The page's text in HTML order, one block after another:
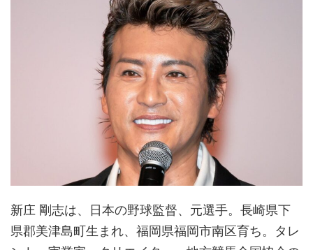
新庄 剛志は、日本の野球監督、元選手。長崎県下
県郡美津島町生まれ、福岡県福岡市南区育ち。タレ